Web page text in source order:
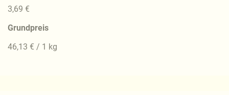
3,69 €
Grundpreis
46,13 € / 1 kg